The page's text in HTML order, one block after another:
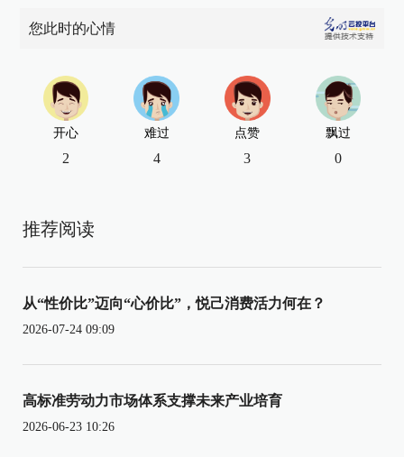
您此时的心情
开心
2
难过
4
点赞
3
飘过
0
推荐阅读
从“性价比”迈向“心价比”，悦己消费活力何在？
2026-07-24 09:09
高标准劳动力市场体系支撑未来产业培育
2026-06-23 10:26